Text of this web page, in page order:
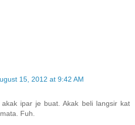
15, 2012 at 9:42 AM
ipar je buat. Akak beli langsir kat
Fuh.